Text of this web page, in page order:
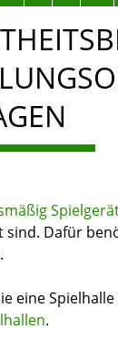
sind. Dafür
eine
.